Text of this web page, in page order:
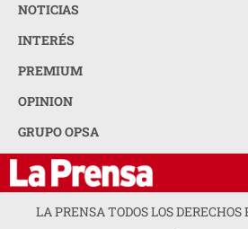
NOTICIAS
INTERÉS
PREMIUM
OPINION
GRUPO OPSA
LA PRENSA TODOS LOS DERECHOS